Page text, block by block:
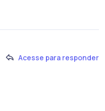
Acesse para responder